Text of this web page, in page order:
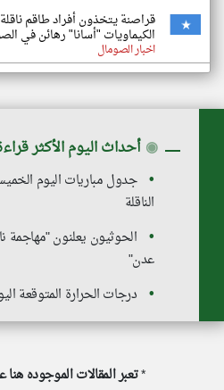
قراصنة يتخذون أفراد طاقم ناقلة
الكيماويات "أسانا" رهائن في
اخبار الصومال
◉ أحداث اليوم الأكثر
الناقلة
الحوثيون يعلنون
عدن"
درجات الحرارة المتوقعة
*تعبر المقالات الموجوده